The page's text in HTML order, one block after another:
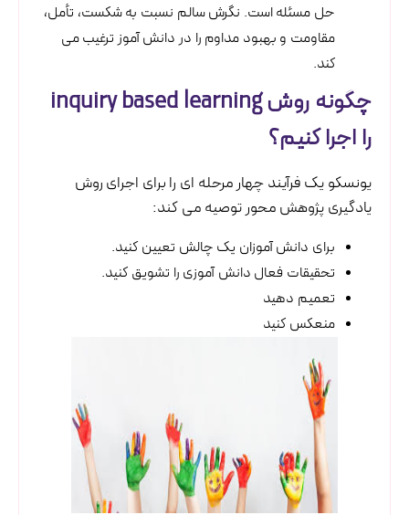
حل مسئله است. نگرش سالم نسبت به شکست، تأمل،
مقاومت و بهبود مداوم را در دانش آموز ترغیب می
کند.
چگونه روش inquiry based learning
را اجرا کنیم؟
یونسکو یک فرآیند چهار مرحله ای را برای اجرای روش
یادگیری پژوهش محور توصیه می کند:
برای دانش آموزان یک چالش تعیین کنید.
تحقیقات فعال دانش آموزی را تشویق کنید.
تعمیم دهید
منعکس کنید